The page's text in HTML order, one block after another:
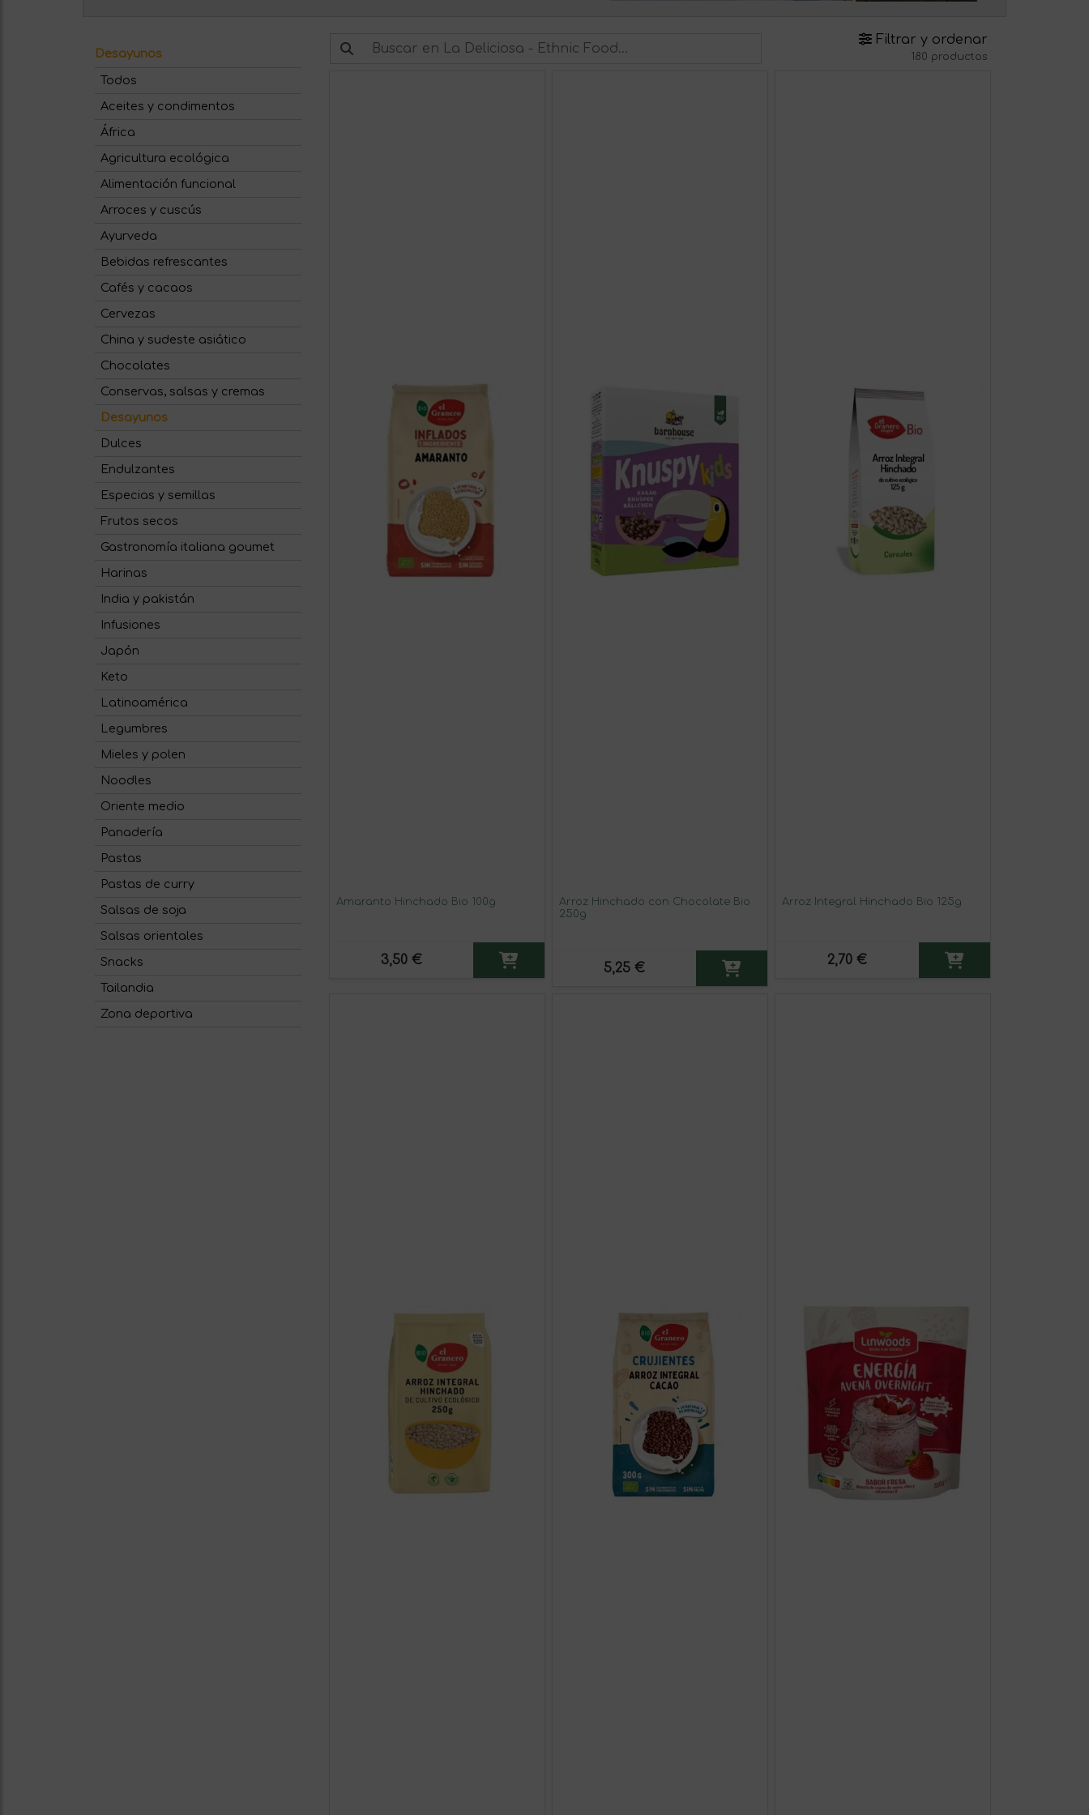
Desayunos
Filtrar y ordenar
180 productos
Todos
Aceites y condimentos
África
Agricultura ecológica
Alimentación funcional
Arroces y cuscús
Ayurveda
Bebidas refrescantes
Cafés y cacaos
Cervezas
China y sudeste asiático
Chocolates
Conservas, salsas y cremas
Desayunos
Dulces
Endulzantes
Especias y semillas
Frutos secos
Gastronomía italiana goumet
Harinas
India y pakistán
Infusiones
Japón
Keto
Latinoamérica
Legumbres
Mieles y polen
Noodles
Oriente medio
Panadería
Pastas
Pastas de curry
Salsas de soja
Salsas orientales
Snacks
Tailandia
Zona deportiva
Amaranto Hinchado Bio 100g
3,50 €
Arroz Hinchado con Chocolate Bio
250g
5,25 €
Arroz Integral Hinchado Bio 125g
2,70 €